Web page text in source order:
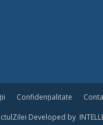
Confidențialitate
Developed by